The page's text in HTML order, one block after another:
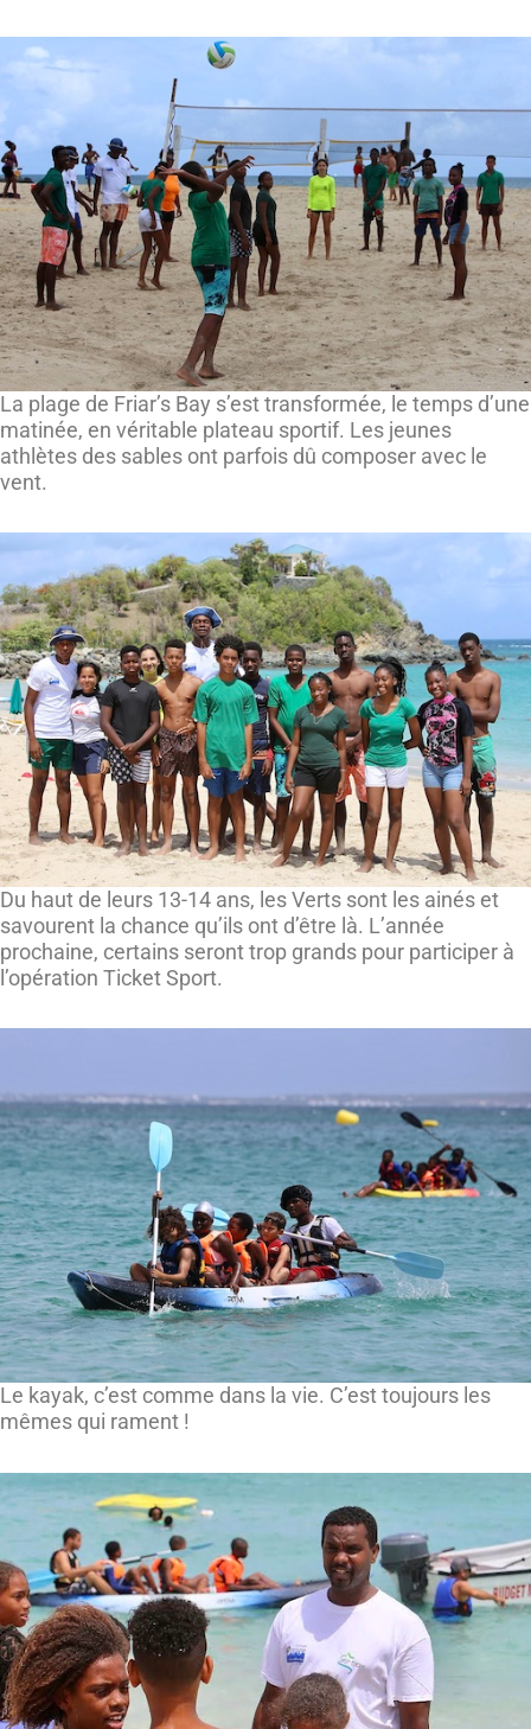
La plage de Friar’s Bay s’est transformée, le temps d’une
matinée, en véritable plateau sportif. Les jeunes
athlètes des sables ont parfois dû composer avec le
vent.
Du haut de leurs 13-14 ans, les Verts sont les ainés et
savourent la chance qu’ils ont d’être là. L’année
prochaine, certains seront trop grands pour participer à
l’opération Ticket Sport.
Le kayak, c’est comme dans la vie. C’est toujours les
mêmes qui rament !